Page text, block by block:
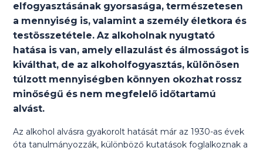
elfogyasztásának gyorsasága, természetesen
a mennyiség is, valamint a személy életkora és
testösszetétele. Az alkoholnak nyugtató
hatása is van, amely ellazulást és álmosságot is
kiválthat, de az alkoholfogyasztás, különösen
túlzott mennyiségben könnyen okozhat rossz
minőségű és nem megfelelő időtartamú
alvást.
Az alkohol alvásra gyakorolt hatását már az 1930-as évek
óta tanulmányozzák, különböző kutatások foglalkoznak a